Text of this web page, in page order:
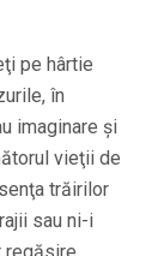
pe hârtie
în
imaginare şi
vieţii de
trăirilor
sau ni-i